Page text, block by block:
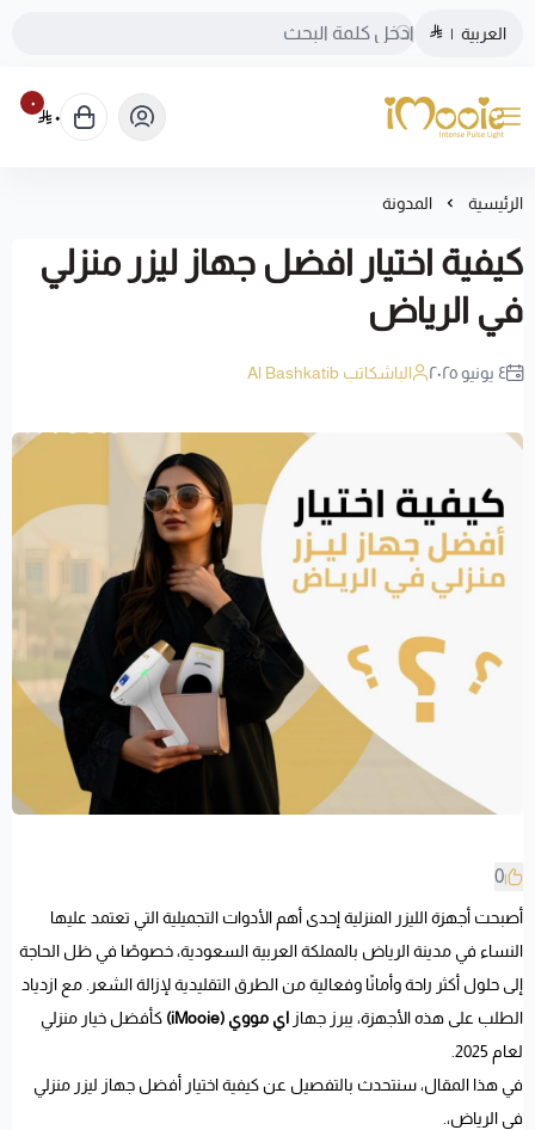
العربية |
الموقع الرسمي ليزر منزلي اي مووي
٠
٠
الرئيسية المدونة
كيفية اختيار افضل جهاز ليزر منزلي
في الرياض
٤ يونيو ٢٠٢٥ الباشكاتب Al Bashkatib
0
أصبحت أجهزة الليزر المنزلية إحدى أهم الأدوات التجميلية التي تعتمد عليها
النساء في مدينة الرياض بالمملكة العربية السعودية، خصوصًا في ظل الحاجة
إلى حلول أكثر راحة وأمانًا وفعالية من الطرق التقليدية لإزالة الشعر. مع ازدياد
الطلب على هذه الأجهزة، يبرز جهاز اي مووي (iMooie)
كأفضل خيار منزلي
لعام 2025.
في هذا المقال، سنتحدث بالتفصيل عن كيفية اختيار أفضل جهاز ليزر منزلي
في الرياض،.